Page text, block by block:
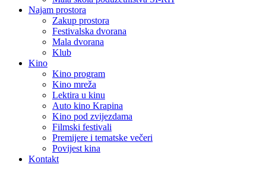
Najam prostora
Zakup prostora
Festivalska dvorana
Mala dvorana
Klub
Kino
Kino program
Kino mreža
Lektira u kinu
Auto kino Krapina
Kino pod zvijezdama
Filmski festivali
Premijere i tematske večeri
Povijest kina
Kontakt